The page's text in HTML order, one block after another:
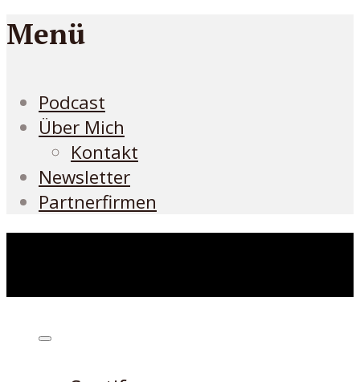
Menü
Podcast
Über Mich
Kontakt
Newsletter
Partnerfirmen